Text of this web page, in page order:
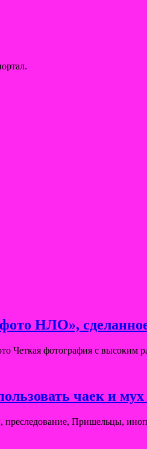
НЛО»,
Четкая фотография с высоким
чаек и
Пришельцы,